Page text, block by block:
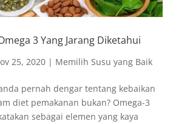
3 Yang Jarang Diketahui
25, 2020| Memilih Susu yang Baik
pernah dengar tentang kebaikan
diet pemakanan bukan? Omega-3
sebagai elemen yang kaya